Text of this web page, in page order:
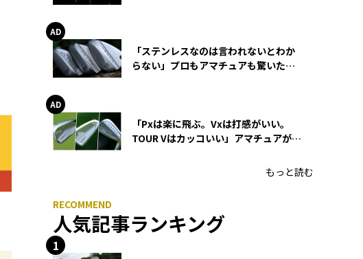
「ステンレスなのは言われないとわか
らない」プロもアマチュアも驚いた
「Pxは楽に飛ぶ。Vxは打感がいい。
TOUR Vはカッコいい」アマチュアが選
もっと読む
人気記事ランキング